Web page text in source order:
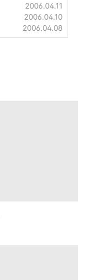
2006.04.11
2006.04.10
2006.04.08